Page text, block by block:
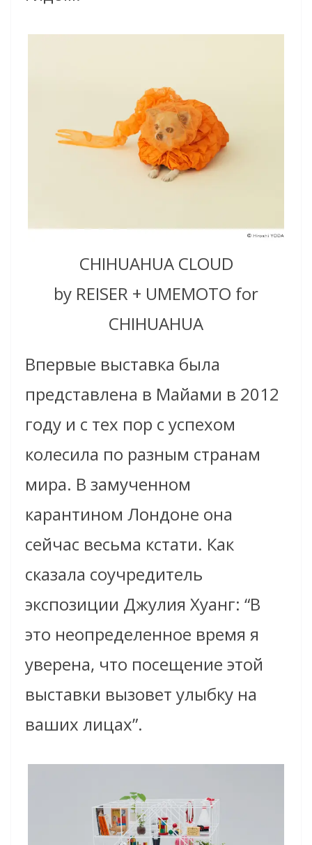
CHIHUAHUA CLOUD
by REISER + UMEMOTO for
CHIHUAHUA
Впервые выставка была
представлена в Майами в 2012
году и с тех пор с успехом
колесила по разным странам
мира. В замученном
карантином Лондоне она
сейчас весьма кстати. Как
сказала соучредитель
экспозиции Джулия Хуанг: “В
это неопределенное время я
уверена, что посещение этой
выставки вызовет улыбку на
ваших лицах”.